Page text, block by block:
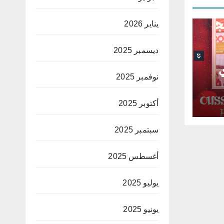
يناير 2026
ديسمبر 2025
نوفمبر 2025
أكتوبر 2025
سبتمبر 2025
أغسطس 2025
يوليو 2025
يونيو 2025